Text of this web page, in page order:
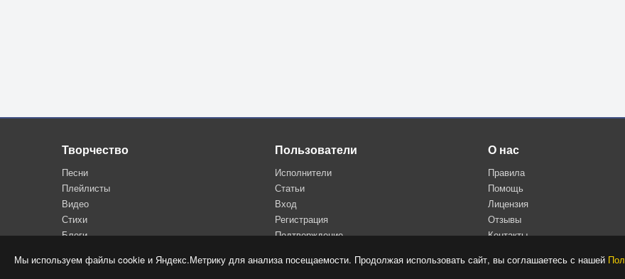
Мы используем файлы cookie и Яндекс.Метрику для анализа посещаемости. Продолжая использовать сайт, вы соглашаетесь с нашей
Творчество
Песни
Плейлисты
Видео
Стихи
Блоги
Пользователи
Исполнители
Статьи
Вход
Регистрация
Подтверждение
О нас
Правила
Помощь
Лицензия
Отзывы
Контакты